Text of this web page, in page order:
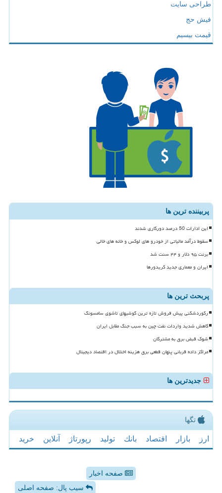
طراحی سایت
فیش حج
قیمت بیسیم
پربیننده ترین ها
این ادارات 50 درصد دورکاری شدند
سقوط درآمد مالیاتی از خودرو های لوکس و خانه های خالی
برنت ۹۵ دلار و ۴۴ سنت شد
ایران و معماری جدید کریدورها
پربحث ترین ها
رکوردشکنی پیش فروش تازه ترین گوشیهای تاشوی سامسونگ
کاهش شدید واردات نفت چین به سبب جنگ مقابل ایران
شوک قبض برق به مشترکان
مراکز داده قربانی پنهان قطعی برق هزینه اختلال در اقتصاد دیجیتال
جدیدترین ها
تگها
ارز بازار اقتصاد بانك تولید رپورتاژ آنلاین خرید
صفحه اخبار
سیب پال: صفحه اصلی